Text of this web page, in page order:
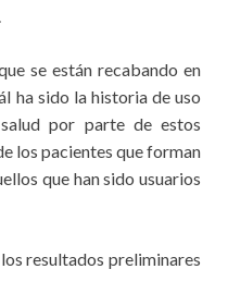
se están recabando en
ha sido la historia de uso
por parte de estos
los pacientes que forman
que han sido usuarios
resultados preliminares